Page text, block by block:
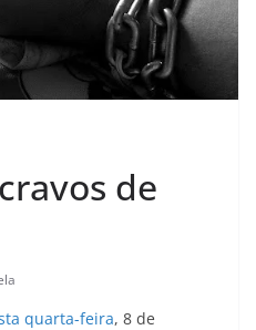
de
quarta-feira, 8 de